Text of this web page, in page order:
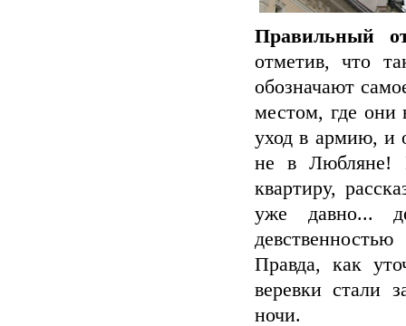
Правильный
отметив, что
обозначают
местом, где они
уход в армию, и
не в Любляне!
квартиру,
уже давно...
Правда, как
веревки стали
ночи.